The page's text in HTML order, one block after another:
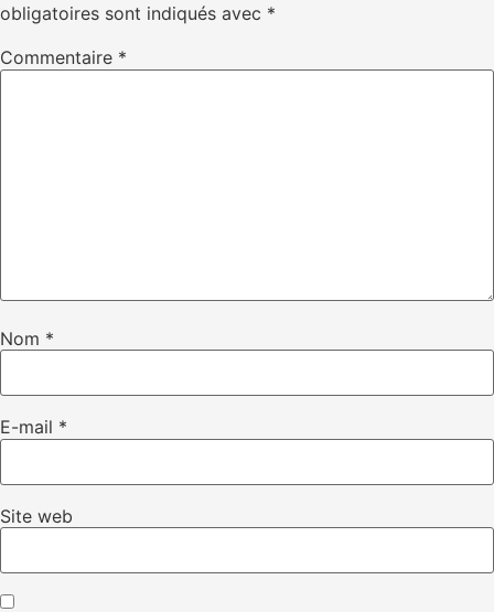
obligatoires sont indiqués avec *
Commentaire *
Nom *
E-mail *
Site web